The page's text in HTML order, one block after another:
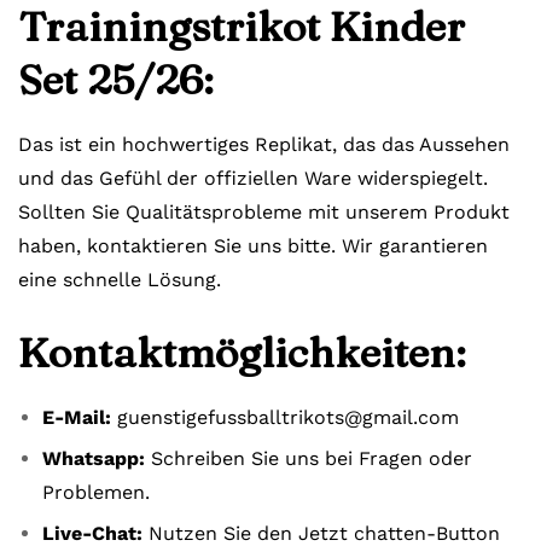
Trainingstrikot Kinder
Set 25/26:
Das ist ein hochwertiges Replikat, das das Aussehen
und das Gefühl der offiziellen Ware widerspiegelt.
Sollten Sie Qualitätsprobleme mit unserem Produkt
haben, kontaktieren Sie uns bitte. Wir garantieren
eine schnelle Lösung.
Kontaktmöglichkeiten:
E-Mail: guenstigefussballtrikots@gmail.com
Whatsapp: Schreiben Sie uns bei Fragen oder
Problemen.
Live-Chat: Nutzen Sie den Jetzt chatten-Button